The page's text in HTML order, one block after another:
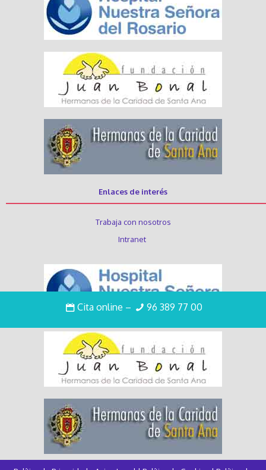
Cita online – 96 389 77 00
Enlaces de interés
Trabaja con nosotros
Intranet